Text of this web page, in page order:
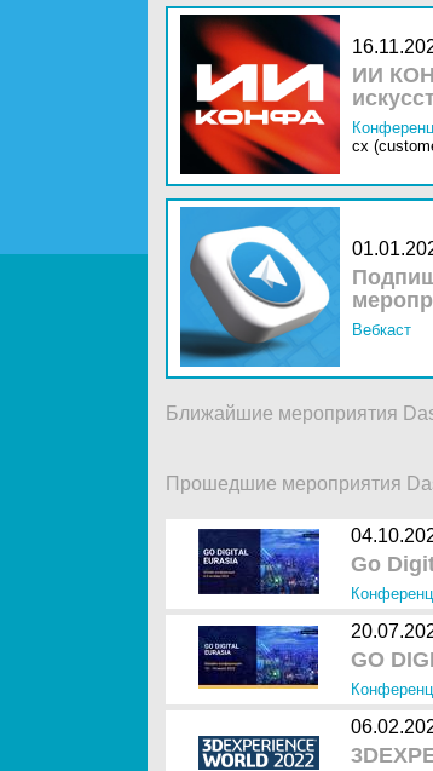
ИИ
cx
Вебкаст
Ближайшие мероприятия
Прошедшие мероприятия
Go
GO